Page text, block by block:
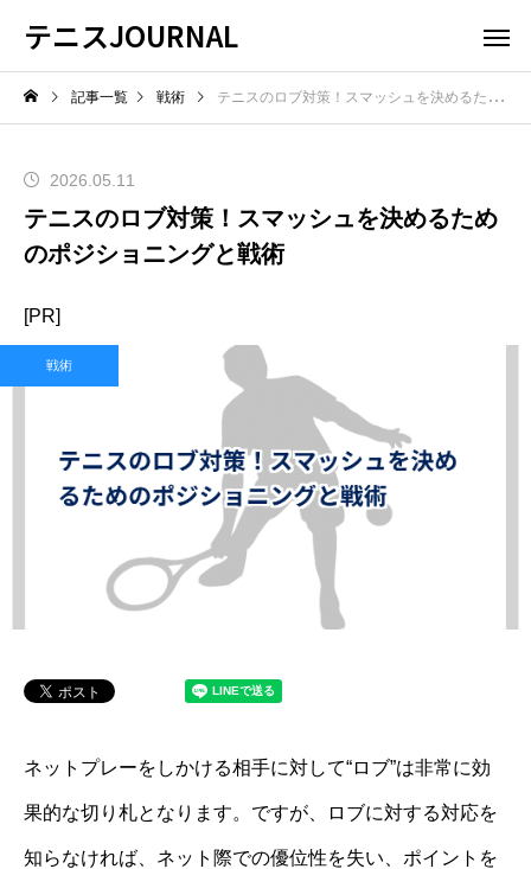
テニスJOURNAL
記事一覧 戦術 テニスのロブ対策！スマッシュを決めるためのポジショニングと戦術
2026.05.11
テニスのロブ対策！スマッシュを決めるため
のポジショニングと戦術
[PR]
戦術
ネットプレーをしかける相手に対して“ロブ”は非常に効
果的な切り札となります。ですが、ロブに対する対応を
知らなければ、ネット際での優位性を失い、ポイントを